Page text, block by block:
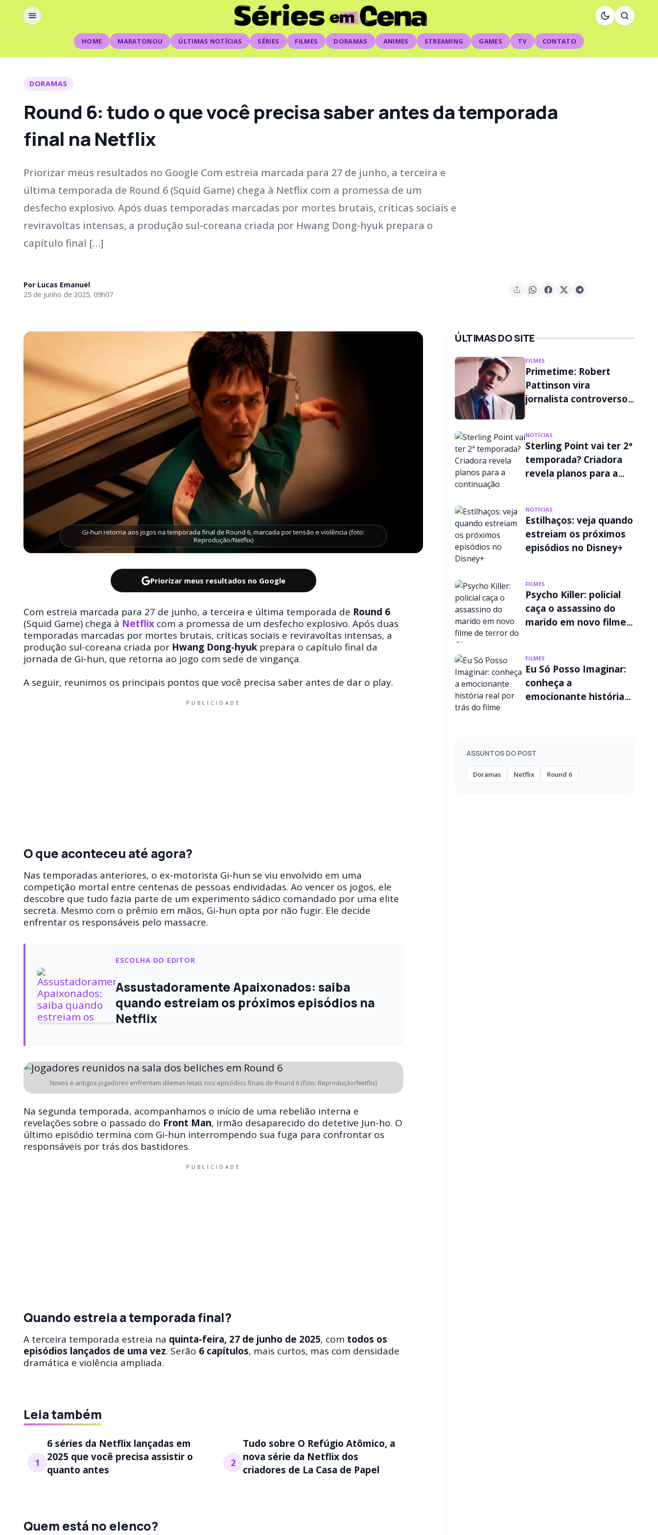
HOME MARATONOU ÚLTIMAS NOTÍCIAS SÉRIES FILMES DORAMAS ANIMES STREAMING GAMES TV CONTATO
DORAMAS
Round 6: tudo o que você precisa saber antes da temporada
final na Netflix
Priorizar meus resultados no Google Com estreia marcada para 27 de junho, a terceira e
última temporada de Round 6 (Squid Game) chega à Netflix com a promessa de um
desfecho explosivo. Após duas temporadas marcadas por mortes brutais, críticas sociais e
reviravoltas intensas, a produção sul-coreana criada por Hwang Dong-hyuk prepara o
capítulo final […]
Por Lucas Emanuel
25 de junho de 2025, 09h07
Gi-hun retorna aos jogos na temporada final de Round 6, marcada por tensão e violência (foto:
Reprodução/Netflix)
Priorizar meus resultados no Google
Com estreia marcada para 27 de junho, a terceira e última temporada de Round 6
(Squid Game) chega à Netflix com a promessa de um desfecho explosivo. Após duas
temporadas marcadas por mortes brutais, críticas sociais e reviravoltas intensas, a
produção sul-coreana criada por Hwang Dong-hyuk prepara o capítulo final da
jornada de Gi-hun, que retorna ao jogo com sede de vingança.
A seguir, reunimos os principais pontos que você precisa saber antes de dar o play.
PUBLICIDADE
O que aconteceu até agora?
Nas temporadas anteriores, o ex-motorista Gi-hun se viu envolvido em uma
competição mortal entre centenas de pessoas endividadas. Ao vencer os jogos, ele
descobre que tudo fazia parte de um experimento sádico comandado por uma elite
secreta. Mesmo com o prêmio em mãos, Gi-hun opta por não fugir. Ele decide
enfrentar os responsáveis pelo massacre.
ESCOLHA DO EDITOR
Assustadoramente Apaixonados: saiba
quando estreiam os próximos episódios na
Netflix
Novos e antigos jogadores enfrentam dilemas letais nos episódios finais de Round 6 (foto: Reprodução/Netflix)
Na segunda temporada, acompanhamos o início de uma rebelião interna e
revelações sobre o passado do Front Man, irmão desaparecido do detetive Jun-ho. O
último episódio termina com Gi-hun interrompendo sua fuga para confrontar os
responsáveis por trás dos bastidores.
PUBLICIDADE
Quando estreia a temporada final?
A terceira temporada estreia na quinta-feira, 27 de junho de 2025, com todos os
episódios lançados de uma vez. Serão 6 capítulos, mais curtos, mas com densidade
dramática e violência ampliada.
Leia também
1
6 séries da Netflix lançadas em
2025 que você precisa assistir o
quanto antes
2
Tudo sobre O Refúgio Atômico, a
nova série da Netflix dos
criadores de La Casa de Papel
Quem está no elenco?
ÚLTIMAS DO SITE
FILMES
Primetime: Robert
Pattinson vira
jornalista controverso
NOTÍCIAS
Sterling Point vai ter 2ª
temporada? Criadora
revela planos para a
NOTÍCIAS
Estilhaços: veja quando
estreiam os próximos
episódios no Disney+
FILMES
Psycho Killer: policial
caça o assassino do
marido em novo filme
FILMES
Eu Só Posso Imaginar:
conheça a
emocionante história
ASSUNTOS DO POST
Doramas Netflix Round 6